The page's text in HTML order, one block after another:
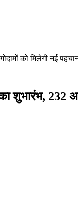
को मिलेगी नई
शुभारंभ, 232